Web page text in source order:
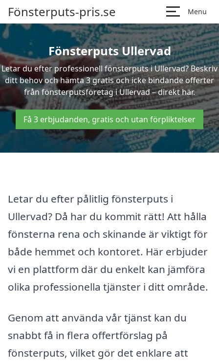
Fönsterputs-pris.se Menu
Fönsterputs Ullervad
Letar du efter professionell fönsterputs i Ullervad? Beskriv
ditt behov och hämta 3 gratis och icke bindande offerter
från fönsterputsföretag i Ullervad – direkt här.
Få 3 erbjudanden, gratis och utan förpliktelser
Letar du efter pålitlig fönsterputs i
Ullervad? Då har du kommit rätt! Att hålla
fönsterna rena och skinande är viktigt för
både hemmet och kontoret. Här erbjuder
vi en plattform där du enkelt kan jämföra
olika professionella tjänster i ditt område.
Genom att använda vår tjänst kan du
snabbt få in flera offertförslag på
fönsterputs, vilket gör det enklare att